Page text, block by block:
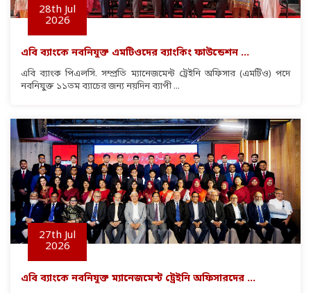
এবি ব্যাংকে নবনিযুক্ত এমটিওদের ব্যাংকিং ফাউন্ডেশন ...
এবি ব্যাংক পিএলসি. সম্প্রতি ম্যানেজমেন্ট ট্রেইনি অফিসার (এমটিও) পদে
নবনিযুক্ত ১১তম ব্যাচের জন্য নয়দিন ব্যাপী ...
28th Jul
2026
এবি ব্যাংকে নবনিযুক্ত ম্যানেজমেন্ট ট্রেইনি অফিসারদের ...
27th Jul
2026